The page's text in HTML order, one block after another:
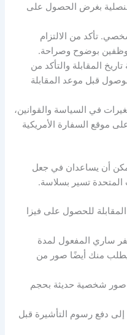
بغرض الحصول على
تأكد من الالتزام
بوضوح وصراحة.
المقابلة والتأكد من
قبل موعد المقابلة
في السياسة والقوانين،
موقع السفارة الأمريكية
يمكن أن يساعدان في جعل
المتحدة تسير بسلاسة.
للحصول على فيزا
ساري المفعول لمدة
منك أيضًا صور من
صور شخصية حديثة بحجم
إلى دفع رسوم التأشيرة قبل